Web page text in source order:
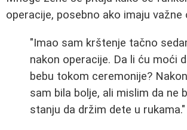
operacije, posebno ako imaju važne
"Imao sam krštenje tačno
nakon operacije. Da li ću moći
bebu tokom ceremonije?
sam bila bolje, ali mislim da ne
stanju da držim dete u rukama."